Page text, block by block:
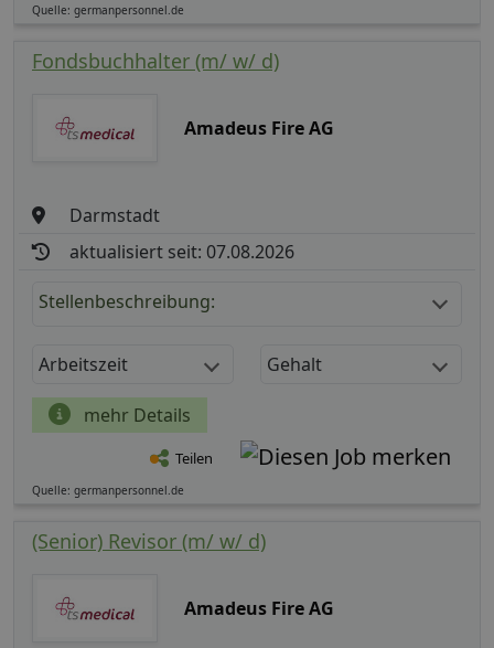
Quelle: germanpersonnel.de
Fondsbuchhalter (m/ w/ d)
Amadeus Fire AG
Darmstadt
aktualisiert seit: 07.08.2026
Stellenbeschreibung:
Arbeitszeit Gehalt
mehr Details
Teilen
Quelle: germanpersonnel.de
(Senior) Revisor (m/ w/ d)
Amadeus Fire AG